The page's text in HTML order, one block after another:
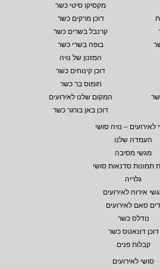
מקסיקו סיטי כשר
דוכן מרקים כשר
קרנבל בשרים כשר
בופה בשרי כשר
המזנון של נויה
דוכן קינוחים כשר
חומוס בר כשר
המקום שלנו לאירועים
דוכן באן בורגר כשר
לאירועים – נויה סושי
העמדה שלנו
מגשי מסיבה
תמונות סדנאות סושי
גלריה
אירוח לאירועים
דים סאם לאירועים
נודלס כשר
דוכן דונאטס כשר
קבלות פנים
סושי לאירועים